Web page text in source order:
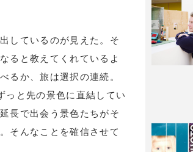
しているのが見えた。そ
ると教えてくれているよ
るか、旅は選択の連続。
っと先の景色に直結してい
長で出会う景色たちがそ
そんなことを確信させて